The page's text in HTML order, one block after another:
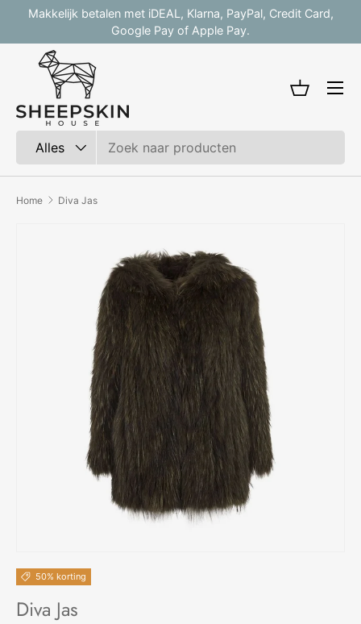
Ga naar inhoud
Makkelijk betalen met iDEAL, Klarna, PayPal, Credit Card,
Google Pay of Apple Pay.
Alles
Mandje
Home Diva Jas
Ga direct naar productinformatie
50% korting
Diva Jas